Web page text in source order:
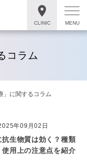
コラム
」に関するコラム
年09月02日
抗生物質は効く？種類
使用上の注意点を紹介
CLINIC MENU